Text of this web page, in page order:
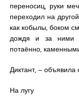
переносиц, руки
переходил на
как кобылы, боком
дождя и за ними
потаённо,
Диктант, ‒ объявила
На лугу